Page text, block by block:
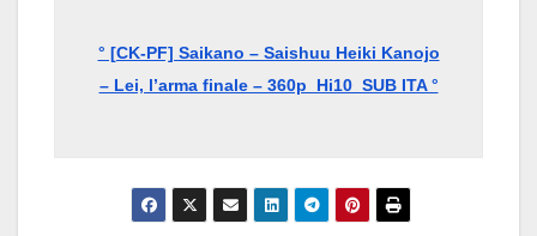
° [CK-PF] Saikano – Saishuu Heiki Kanojo
– Lei, l’arma finale – 360p_Hi10_SUB ITA °